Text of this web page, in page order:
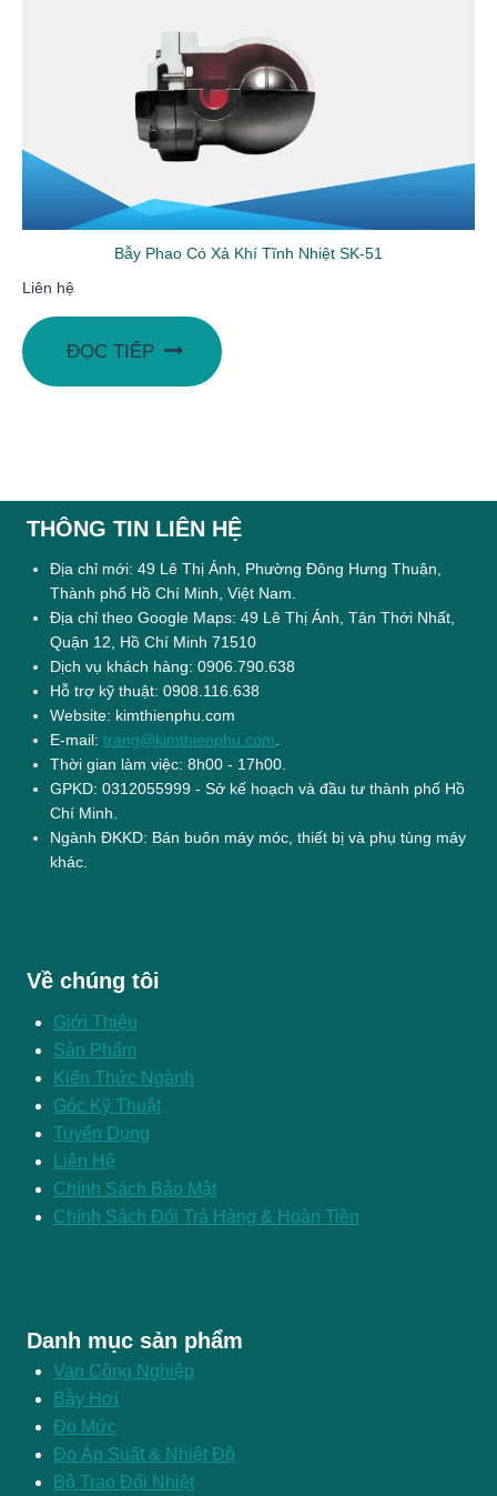
Bẫy Phao Có Xả Khí Tĩnh Nhiệt SK-51
Liên hệ
ĐỌC TIẾP
THÔNG TIN LIÊN HỆ
Địa chỉ mới: 49 Lê Thị Ánh, Phường Đông Hưng Thuận,
Thành phố Hồ Chí Minh, Việt Nam.
Địa chỉ theo Google Maps: 49 Lê Thị Ánh, Tân Thới Nhất,
Quận 12, Hồ Chí Minh 71510
Dịch vụ khách hàng: 0906.790.638
Hỗ trợ kỹ thuật: 0908.116.638
Website: kimthienphu.com
E-mail: trang@kimthienphu.com
Thời gian làm việc: 8h00 - 17h00.
GPKD: 0312055999 - Sở kế hoạch và đầu tư thành phố Hồ
Chí Minh.
Ngành ĐKKD: Bán buôn máy móc, thiết bị và phụ tùng máy
khác.
Về chúng tôi
Giới Thiệu
Sản Phẩm
Kiến Thức Ngành
Góc Kỹ Thuật
Tuyển Dụng
Liên Hệ
Chính Sách Bảo Mật
Chính Sách Đổi Trả Hàng & Hoàn Tiền
Danh mục sản phẩm
Van Công Nghiệp
Bẫy Hơi
Đo Mức
Đo Áp Suất & Nhiệt Độ
Bộ Trao Đổi Nhiệt